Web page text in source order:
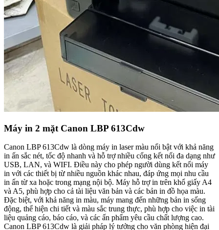
Máy in 2 mặt Canon LBP 613Cdw
Canon LBP 613Cdw là dòng máy in laser màu nổi bật với khả năng
in ấn sắc nét, tốc độ nhanh và hỗ trợ nhiều cổng kết nối đa dạng như
USB, LAN, và WIFI. Điều này cho phép người dùng kết nối máy
in với các thiết bị từ nhiều nguồn khác nhau, đáp ứng mọi nhu cầu
in ấn từ xa hoặc trong mạng nội bộ. Máy hỗ trợ in trên khổ giấy A4
và A5, phù hợp cho cả tài liệu văn bản và các bản in đồ họa màu.
Đặc biệt, với khả năng in màu, máy mang đến những bản in sống
động, thể hiện chi tiết và màu sắc trung thực, phù hợp cho việc in tài
liệu quảng cáo, báo cáo, và các ấn phẩm yêu cầu chất lượng cao.
Canon LBP 613Cdw là giải pháp lý tưởng cho văn phòng hiện đại